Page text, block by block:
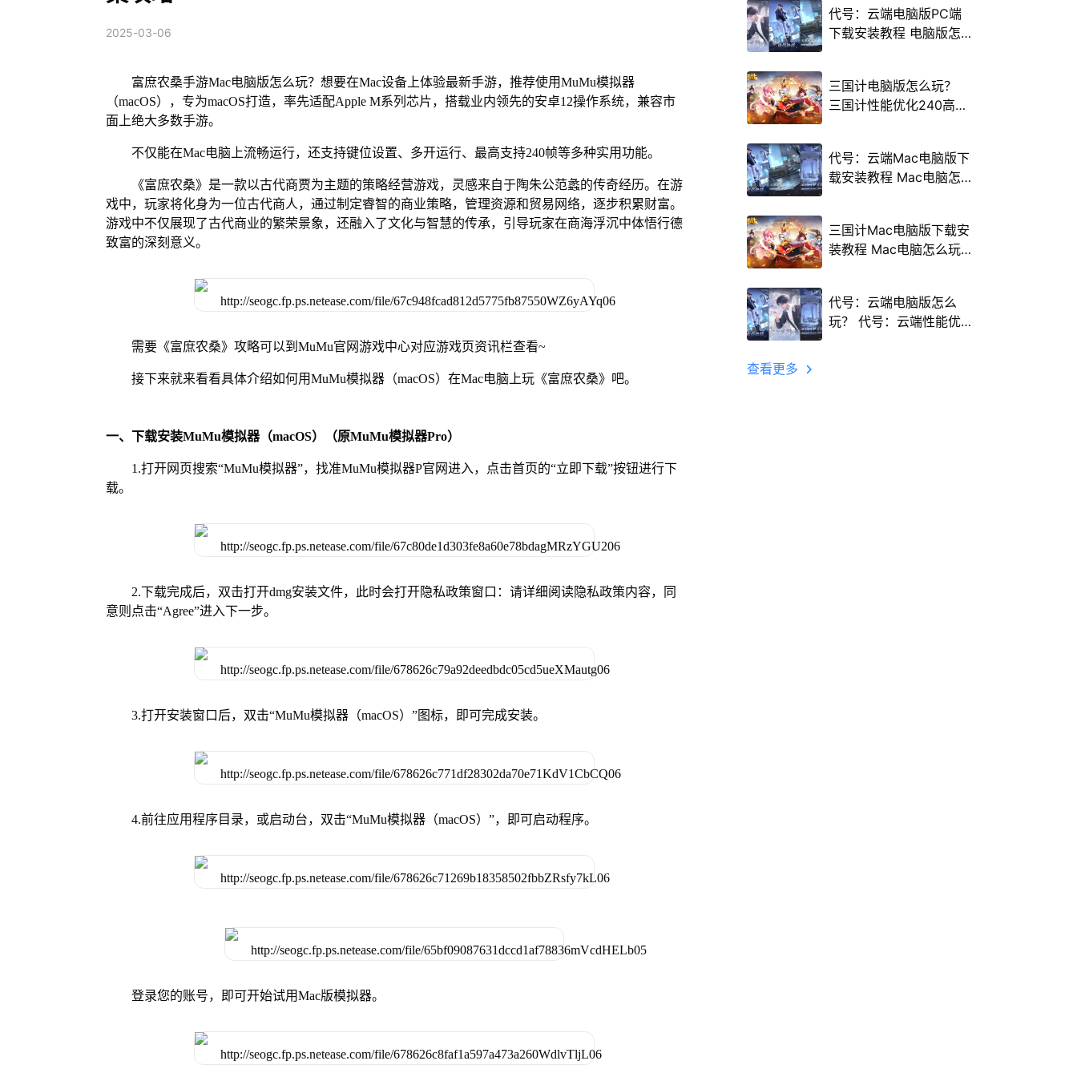
2025-03-06
富庶农桑手游Mac电脑版怎么玩？想要在Mac设备上体验最新手游，推荐使用MuMu模拟器
（macOS），专为macOS打造，率先适配Apple M系列芯片，搭载业内领先的安卓12操作系统，兼容市
面上绝大多数手游。
不仅能在Mac电脑上流畅运行，还支持键位设置、多开运行、最高支持240帧等多种实用功能。
《富庶农桑》是一款以古代商贾为主题的策略经营游戏，灵感来自于陶朱公范蠡的传奇经历。在游
戏中，玩家将化身为一位古代商人，通过制定睿智的商业策略，管理资源和贸易网络，逐步积累财富。
游戏中不仅展现了古代商业的繁荣景象，还融入了文化与智慧的传承，引导玩家在商海浮沉中体悟行德
致富的深刻意义。
需要《富庶农桑》攻略可以到MuMu官网游戏中心对应游戏页资讯栏查看~
接下来就来看看具体介绍如何用MuMu模拟器（macOS）在Mac电脑上玩《富庶农桑》吧。
一、下载安装MuMu模拟器（macOS）（原MuMu模拟器Pro）
1.打开网页搜索“MuMu模拟器”，找准MuMu模拟器P官网进入，点击首页的“立即下载”按钮进行下
载。
2.下载完成后，双击打开dmg安装文件，此时会打开隐私政策窗口：请详细阅读隐私政策内容，同
意则点击“Agree”进入下一步。
3.打开安装窗口后，双击“MuMu模拟器（macOS）”图标，即可完成安装。
4.前往应用程序目录，或启动台，双击“MuMu模拟器（macOS）”，即可启动程序。
登录您的账号，即可开始试用Mac版模拟器。
代号：云端电脑版PC端
下载安装教程 电脑版怎
三国计电脑版怎么玩？
三国计性能优化240高帧
代号：云端Mac电脑版下
载安装教程 Mac电脑怎
三国计Mac电脑版下载安
装教程 Mac电脑怎么玩
代号：云端电脑版怎么
玩？ 代号：云端性能优
查看更多